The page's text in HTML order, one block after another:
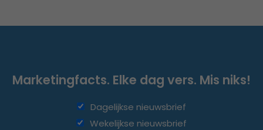
Marketingfacts. Elke dag vers. Mis niks!
Dagelijkse nieuwsbrief
Wekelijkse nieuwsbrief